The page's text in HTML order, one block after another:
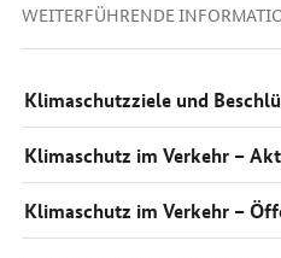
WEITERFÜHRENDE
Klimaschutzziele und
Klimaschutz im Verkehr –
Klimaschutz im Verkehr –